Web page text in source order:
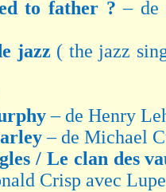
to father ?– de
jazz ( the jazz
– de Henry
– de Michael
/ Le clan des
Crisp avec